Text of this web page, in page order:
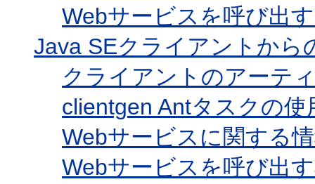
Webサービスを呼び出
Java SEクライアントから
クライアントのアーテ
clientgen Antタスクの使
Webサービスに関する
Webサービスを呼び出